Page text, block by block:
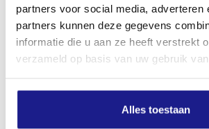
partners voor social media, adverteren
partners kunnen deze gegevens
informatie die u aan ze heeft verstrekt
verzameld op basis van uw gebruik
Alles toestaan